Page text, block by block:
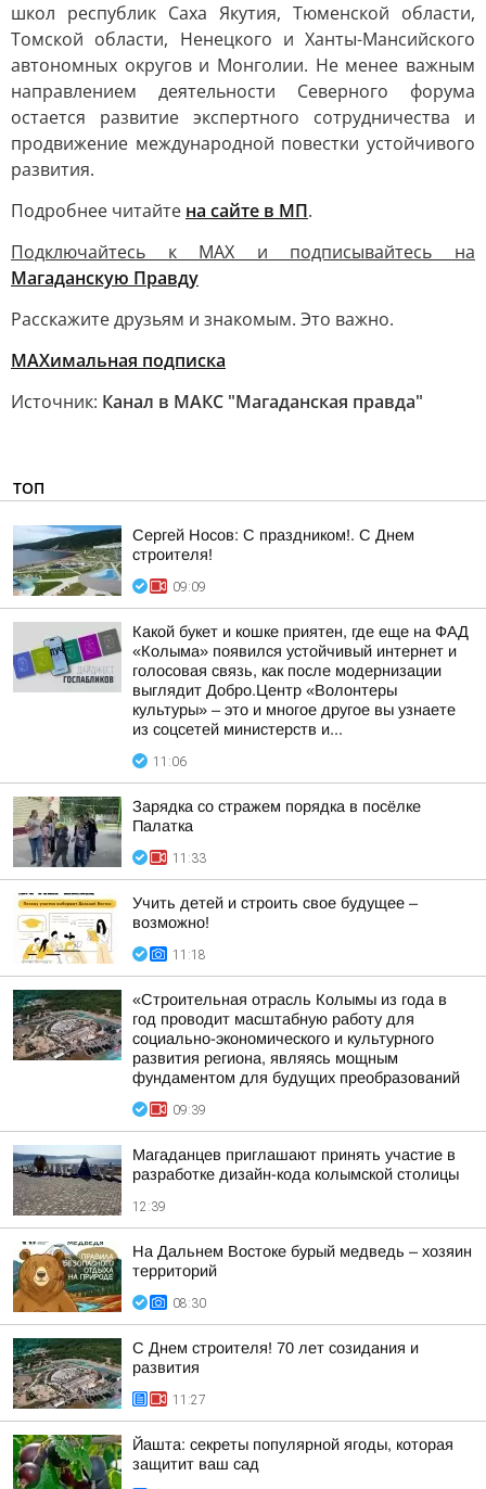
школ республик Саха Якутия, Тюменской области,
Томской области, Ненецкого и Ханты-Мансийского
автономных округов и Монголии. Не менее важным
направлением деятельности Северного форума
остается развитие экспертного сотрудничества и
продвижение международной повестки устойчивого
развития.
Подробнее читайте на сайте в МП.
Подключайтесь к MAX и подписывайтесь на
Магаданскую Правду
Расскажите друзьям и знакомым. Это важно.
МАХимальная подписка
Источник: Канал в МАКС "Магаданская правда"
ТОП
Сергей Носов: С праздником!. С Днем
строителя!
09:09
Какой букет и кошке приятен, где еще на ФАД
«Колыма» появился устойчивый интернет и
голосовая связь, как после модернизации
выглядит Добро.Центр «Волонтеры
культуры» – это и многое другое вы узнаете
из соцсетей министерств и...
11:06
Зарядка со стражем порядка в посёлке
Палатка
11:33
Учить детей и строить свое будущее –
возможно!
11:18
«Строительная отрасль Колымы из года в
год проводит масштабную работу для
социально-экономического и культурного
развития региона, являясь мощным
фундаментом для будущих преобразований
09:39
Магаданцев приглашают принять участие в
разработке дизайн-кода колымской столицы
12:39
На Дальнем Востоке бурый медведь – хозяин
территорий
08:30
С Днем строителя! 70 лет созидания и
развития
11:27
Йашта: секреты популярной ягоды, которая
защитит ваш сад